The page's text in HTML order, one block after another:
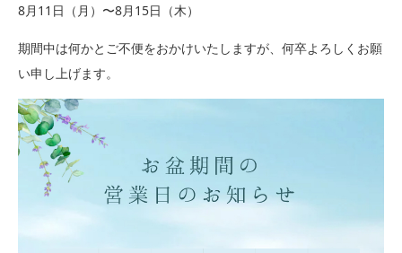
8月11日（月）〜8月15日（木）
期間中は何かとご不便をおかけいたしますが、何卒よろしくお願
い申し上げます。